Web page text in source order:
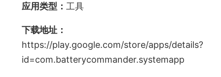
应用类型： 工具
下载地址：
https://play.google.com/store/apps/details?
id=com.batterycommander.systemapp